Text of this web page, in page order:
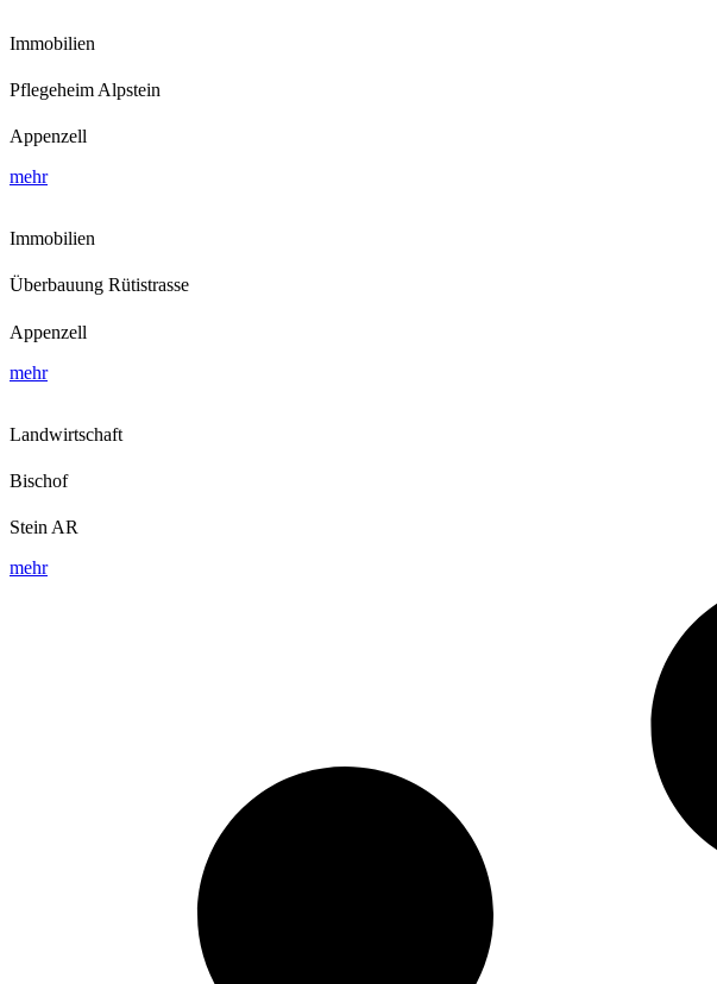
Immobilien
Pflegeheim Alpstein
Appenzell
mehr
Immobilien
Überbauung Rütistrasse
Appenzell
mehr
Landwirtschaft
Bischof
Stein AR
mehr